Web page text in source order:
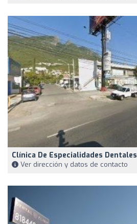
Clínica De Especialidades Dentales
Ver dirección y datos de contacto